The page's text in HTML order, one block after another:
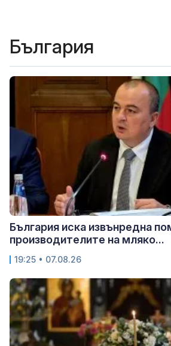
България
България иска извънредна
производителите на мляко...
19:25 • 07.08.26